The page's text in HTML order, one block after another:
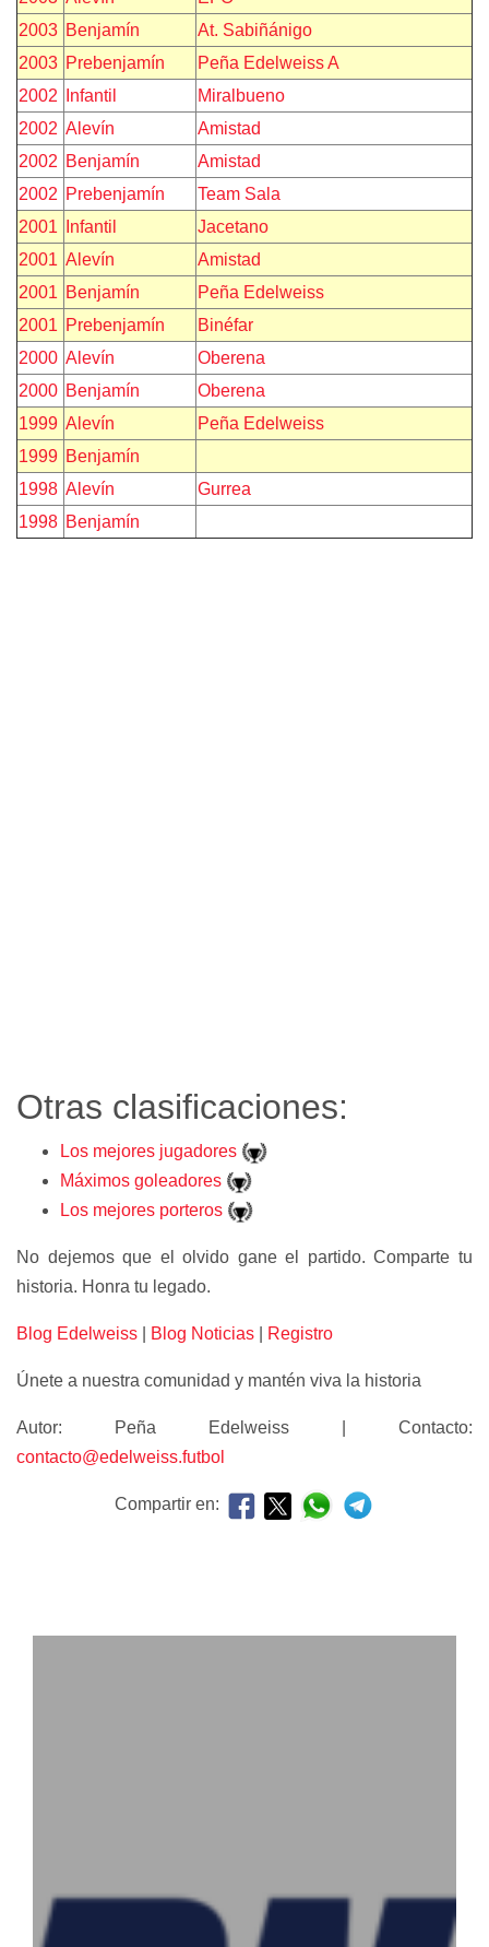
2003 Benjamín
At. Sabiñánigo
2003 Prebenjamín
Peña Edelweiss A
2002
Infantil
Miralbueno
2002 Alevín
Amistad
2002 Benjamín
Amistad
2002 Prebenjamín
Team Sala
2001
Infantil
Jacetano
2001 Alevín
Amistad
2001 Benjamín
Peña Edelweiss
2001 Prebenjamín
Binéfar
2000 Alevín
Oberena
2000 Benjamín
Oberena
1999 Alevín
Peña Edelweiss
1999 Benjamín
1998 Alevín
Gurrea
1998 Benjamín
Otras clasificaciones:
Los mejores jugadores
Máximos goleadores
Los mejores porteros
No dejemos que el olvido gane el partido. Comparte tu
historia. Honra tu legado.
Blog Edelweiss Blog Noticias Registro
Únete a nuestra comunidad y mantén viva la historia
Autor: Peña Edelweiss | Contacto:
contacto@edelweiss.futbol
Compartir en: